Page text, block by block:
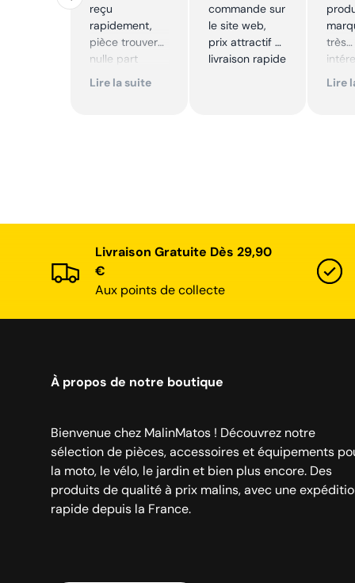
reçu
rapidement,
pièce trouver
nulle part
ailleurs et
Lire la suite
commande sur
le site web,
prix attractif et
livraison rapide
très
Lire
Livraison Gratuite Dès 29,90
€
Aux points de collecte
À propos de notre boutique
Bienvenue chez MalinMatos ! Découvrez notre
sélection de pièces, accessoires et équipements
la moto, le vélo, le jardin et bien plus encore. Des
produits de qualité à prix malins, avec une
rapide depuis la France.